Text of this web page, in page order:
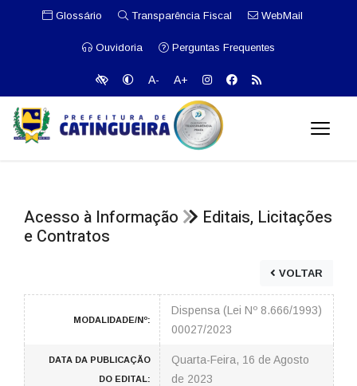
Glossário Transparência Fiscal WebMail
Ouvidoria Perguntas Frequentes
A- A+
Acesso à Informação
Editais, Licitações
e Contratos
VOLTAR
MODALIDADE/Nº:
Dispensa (Lei Nº 8.666/1993)
00027/2023
DATA DA PUBLICAÇÃO
DO EDITAL:
Quarta-Feira, 16 de Agosto
de 2023